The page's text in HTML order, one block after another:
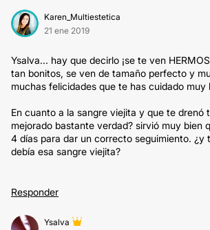
Karen_Multiestetica
21 ene 2019
Ysalva... hay que decirlo ¡se te ven
tan bonitos, se ven de tamaño perfecto y
muchas felicidades que te has cuidado muy
En cuanto a la sangre viejita y que te drenó
mejorado bastante verdad? sirvió muy bien
4 días para dar un correcto seguimiento. ¿y
debía esa sangre viejita?
Responder
Ysalva